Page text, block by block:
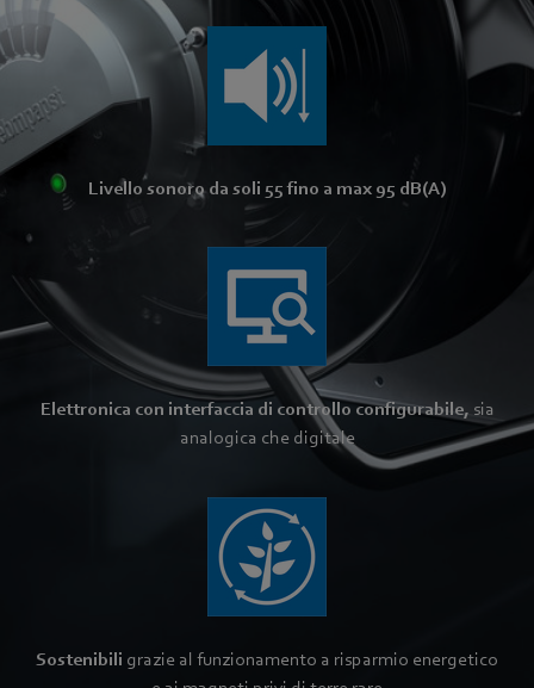
Livello sonoro da soli 55 fino a max 95 dB(A)
Elettronica con interfaccia di controllo configurabile, sia
analogica che digitale
Sostenibili grazie al funzionamento a risparmio energetico